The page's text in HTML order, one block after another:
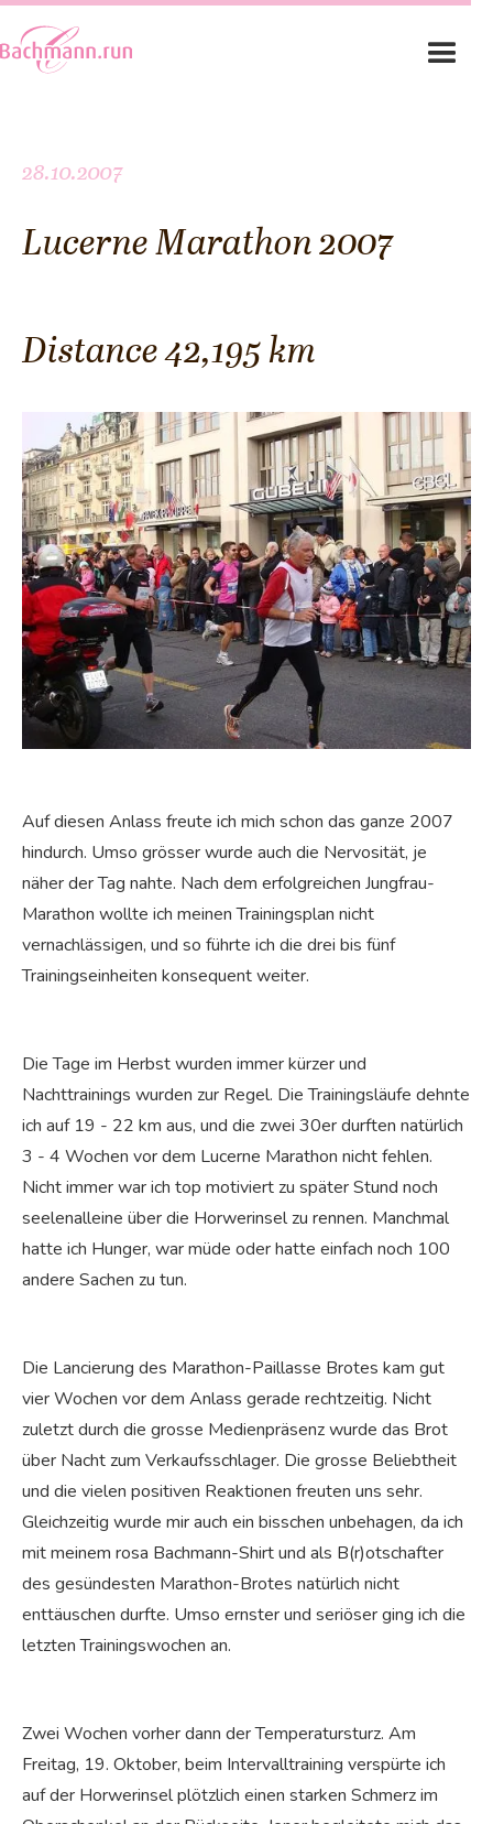
28.10.2007
Lucerne Marathon 2007
Distance 42,195 km
Auf diesen Anlass freute ich mich schon das ganze 2007
hindurch. Umso grösser wurde auch die Nervosität, je
näher der Tag nahte. Nach dem erfolgreichen Jungfrau-
Marathon wollte ich meinen Trainingsplan nicht
vernachlässigen, und so führte ich die drei bis fünf
Trainingseinheiten konsequent weiter.
Die Tage im Herbst wurden immer kürzer und
Nachttrainings wurden zur Regel. Die Trainingsläufe dehnte
ich auf 19 - 22 km aus, und die zwei 30er durften natürlich
3 - 4 Wochen vor dem Lucerne Marathon nicht fehlen.
Nicht immer war ich top motiviert zu später Stund noch
seelenalleine über die Horwerinsel zu rennen. Manchmal
hatte ich Hunger, war müde oder hatte einfach noch 100
andere Sachen zu tun.
Die Lancierung des Marathon-Paillasse Brotes kam gut
vier Wochen vor dem Anlass gerade rechtzeitig. Nicht
zuletzt durch die grosse Medienpräsenz wurde das Brot
über Nacht zum Verkaufsschlager. Die grosse Beliebtheit
und die vielen positiven Reaktionen freuten uns sehr.
Gleichzeitig wurde mir auch ein bisschen unbehagen, da ich
mit meinem rosa Bachmann-Shirt und als B(r)otschafter
des gesündesten Marathon-Brotes natürlich nicht
enttäuschen durfte. Umso ernster und seriöser ging ich die
letzten Trainingswochen an.
Zwei Wochen vorher dann der Temperatursturz. Am
Freitag, 19. Oktober, beim Intervalltraining verspürte ich
auf der Horwerinsel plötzlich einen starken Schmerz im